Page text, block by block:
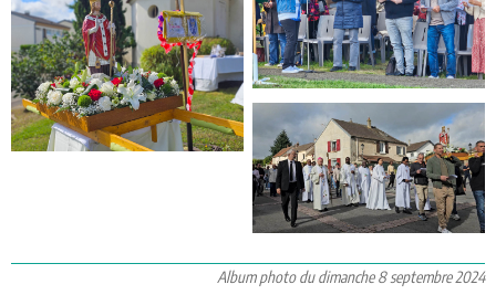
Album photo du dimanche 8 septembre 2024